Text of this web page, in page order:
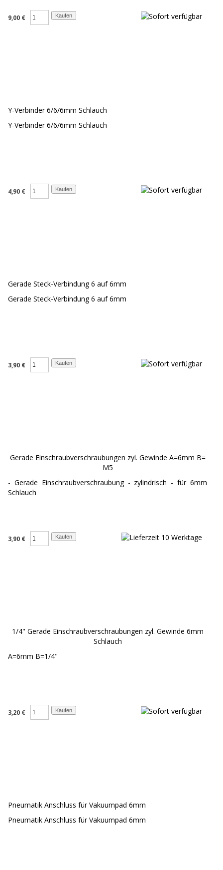
9,00 €
Y-Verbinder 6/6/6mm Schlauch
Y-Verbinder 6/6/6mm Schlauch
4,90 €
Gerade Steck-Verbindung 6 auf 6mm
Gerade Steck-Verbindung 6 auf 6mm
3,90 €
Gerade Einschraubverschraubungen zyl. Gewinde A=6mm B=
M5
- Gerade Einschraubverschraubung - zylindrisch - für 6mm
Schlauch
3,90 €
1/4" Gerade Einschraubverschraubungen zyl. Gewinde 6mm
Schlauch
A=6mm B=1/4"
3,20 €
Pneumatik Anschluss für Vakuumpad 6mm
Pneumatik Anschluss für Vakuumpad 6mm